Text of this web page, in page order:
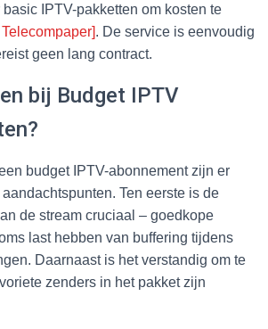
IPTV-pakketten om kosten te
. De service is eenvoudig
geen lang contract.
bij Budget IPTV
budget IPTV-abonnement zijn er
Ten eerste is de
de stream cruciaal – goedkope
last hebben van buffering tijdens
Daarnaast is het verstandig om te
zenders in het pakket zijn